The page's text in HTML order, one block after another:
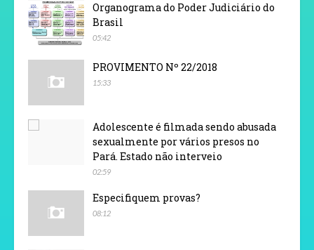
Organograma do Poder Judiciário do
Brasil
05:42
PROVIMENTO Nº 22/2018
15:33
Adolescente é filmada sendo abusada
sexualmente por vários presos no
Pará. Estado não interveio
02:59
Especifiquem provas?
08:12